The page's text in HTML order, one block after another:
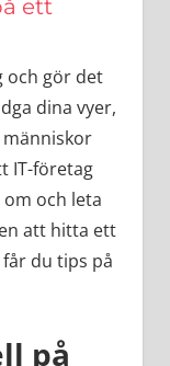
ett
och gör det
dina vyer,
IT-företag
och leta
att hitta ett
du tips på
på